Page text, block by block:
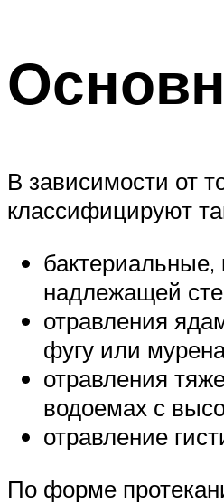
В зависимости от
классифицируют
бактериальные,
надлежащей
отравления
фугу или
отравления
водоемах с
отравление
По форме